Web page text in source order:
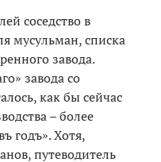
соседство в
мусульман, списка
завода.
завода со
как бы сейчас
– более
годъ». Хотя,
путеводитель